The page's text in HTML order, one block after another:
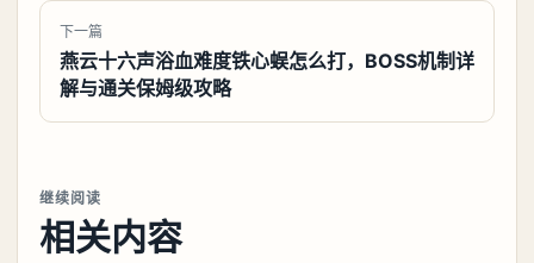
下一篇
燕云十六声浴血难度铁心蜈怎么打，BOSS机制详
解与通关保姆级攻略
继续阅读
相关内容